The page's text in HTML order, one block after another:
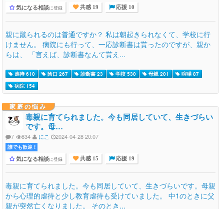
気になる相談に登録 共感 19 応援 10
親に蹴られるのは普通ですか？ 私は朝起きられなくて、学校に行
けません。 病院にも行って、一応診断書は貰ったのですが、親か
らは、 「言えば、診断書なんて貰え...
虐待 610 陰口 267 診断書 23 学校 530 母親 201
喧嘩 87
病院 154
家庭の悩み
毒親に育てられました。今も同居していて、生きづらい
です。母…
7 834 にこ 2024-04-28 20:07
誰でも歓迎 !
気になる相談に登録 共感 15 応援 19
毒親に育てられました。今も同居していて、生きづらいです。母親
から心理的虐待と少し教育虐待も受けていました。 中1のときに父
親が突然亡くなりました。 そのとき...